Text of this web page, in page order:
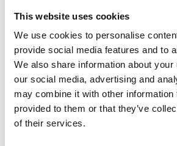
This website uses cookies
We use cookies to personalise
provide social media features and to
We also share information about
our social media, advertising and
may combine it with other information
provided to them or that they’ve
of their services.
häradet och Holmboborg danskt
ingå som en del av Älvsborgs lösen.
Enligt en legend i trakten skall
återtåget från Skaraborg suttit
under hösten 1612. Töllsjöborna
tröttnat på danskarna, men hade
med tvång driva bort dem från